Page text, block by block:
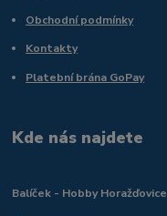
Obchodní podmínky
Kontakty
Platební brána GoPay
Kde nás najdete
Balíček - Hobby Horažďovice